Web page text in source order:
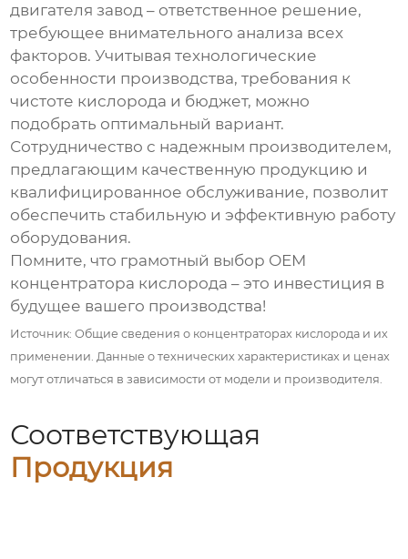
двигателя завод – ответственное решение,
требующее внимательного анализа всех
факторов. Учитывая технологические
особенности производства, требования к
чистоте кислорода и бюджет, можно
подобрать оптимальный вариант.
Сотрудничество с надежным производителем,
предлагающим качественную продукцию и
квалифицированное обслуживание, позволит
обеспечить стабильную и эффективную работу
оборудования.
Помните, что грамотный выбор ОЕМ
концентратора кислорода – это инвестиция в
будущее вашего производства!
Источник: Общие сведения о концентраторах кислорода и их
применении. Данные о технических характеристиках и ценах
могут отличаться в зависимости от модели и производителя.
Соответствующая
Продукция